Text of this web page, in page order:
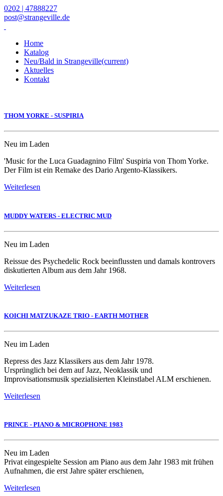
0202 | 47888227
post@strangeville.de
Home
Katalog
Neu/Bald in Strangeville(current)
Aktuelles
Kontakt
THOM YORKE - SUSPIRIA
Neu im Laden
'Music for the Luca Guadagnino Film' Suspiria von Thom Yorke.
Der Film ist ein Remake des Dario Argento-Klassikers.
Weiterlesen
MUDDY WATERS - ELECTRIC MUD
Neu im Laden
Reissue des Psychedelic Rock beeinflussten und damals kontrovers
diskutierten Album aus dem Jahr 1968.
Weiterlesen
KOICHI MATZUKAZE TRIO - EARTH MOTHER
Neu im Laden
Repress des Jazz Klassikers aus dem Jahr 1978.
Ursprünglich bei dem auf Jazz, Neoklassik und
Improvisationsmusik spezialisierten Kleinstlabel ALM erschienen.
Weiterlesen
PRINCE - PIANO & MICROPHONE 1983
Neu im Laden
Privat eingespielte Session am Piano aus dem Jahr 1983 mit frühen
Aufnahmen, die erst Jahre später erschienen,
Weiterlesen